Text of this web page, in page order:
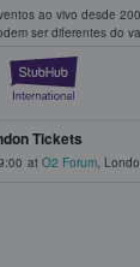
ao vivo desde
ser diferentes do
vendem
Tickets
at O2 Forum,